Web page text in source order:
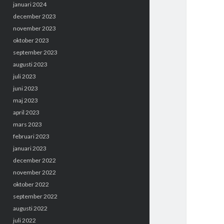
januari 2024
december 2023
november 2023
oktober 2023
september 2023
augusti 2023
juli 2023
juni 2023
maj 2023
april 2023
mars 2023
februari 2023
januari 2023
december 2022
november 2022
oktober 2022
september 2022
augusti 2022
juli 2022